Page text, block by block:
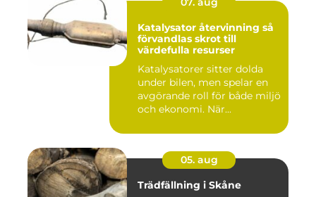
Katalysator återvinning så
förvandlas skrot till
värdefulla resurser
Katalysatorer sitter dolda
under bilen, men spelar en
avgörande roll för både miljö
och ekonomi. När...
05. aug
Trädfällning i Skåne